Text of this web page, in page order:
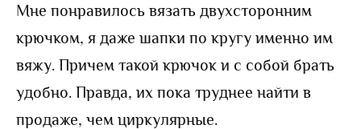
Мне понравилось вязать двухсторонним
крючком, я даже шапки по кругу именно им
вяжу. Причем такой крючок и с собой брать
удобно. Правда, их пока труднее найти в
продаже, чем циркулярные.